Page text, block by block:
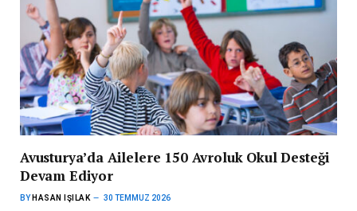
Avusturya’da Ailelere 150 Avroluk Okul Desteği
Devam Ediyor
BY HASAN IŞILAK 30 TEMMUZ 2026